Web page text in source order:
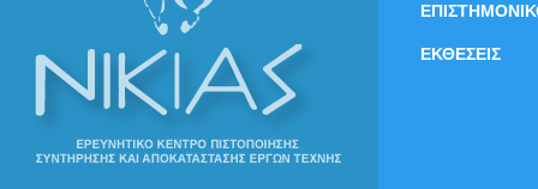
ΕΚΘΕΣΕΙΣ